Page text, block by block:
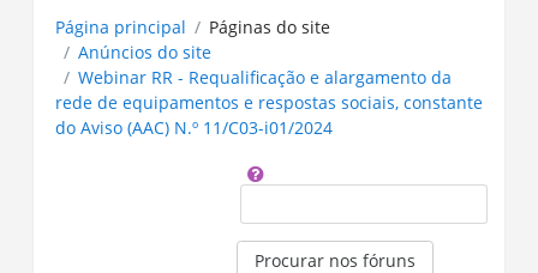
Página principal
Páginas do site
Anúncios do site
Webinar RR - Requalificação e alargamento da
rede de equipamentos e respostas sociais, constante
do Aviso (AAC) N.º 11/C03-i01/2024
Procurar nos fóruns